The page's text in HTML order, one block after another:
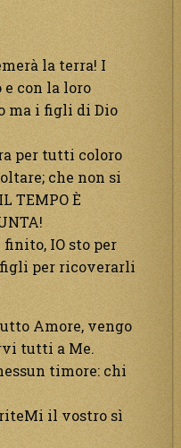
la terra! I
con la loro
ma i figli di Dio
per tutti coloro
che non si
TEMPO È
finito, IO sto per
per ricoverarli
Amore, vengo
tutti a Me.
timore: chi
il vostro sì